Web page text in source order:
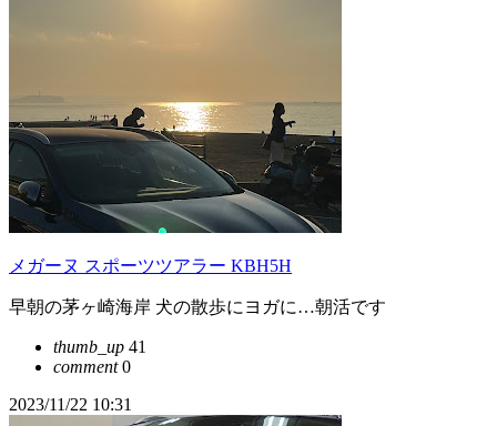
メガーヌ スポーツツアラー KBH5H
早朝の茅ヶ崎海岸 犬の散歩にヨガに…朝活です
thumb_up 41
comment0
2023/11/22 10:31